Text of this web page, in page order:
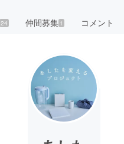
24 仲間募集 1 コメント